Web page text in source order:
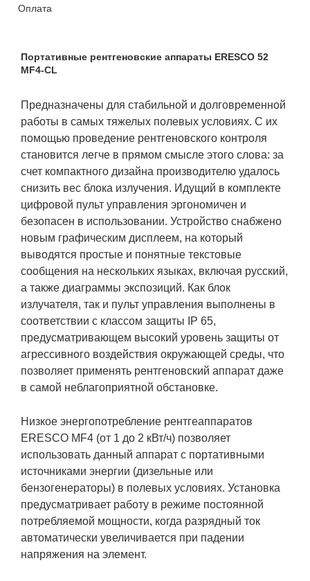
Оплата
Портативные рентгеновские аппараты ERESCO 52
MF4-CL
Предназначены для стабильной и долговременной
работы в самых тяжелых полевых условиях. С их
помощью проведение рентгеновского контроля
становится легче в прямом смысле этого слова: за
счет компактного дизайна производителю удалось
снизить вес блока излучения. Идущий в комплекте
цифровой пульт управления эргономичен и
безопасен в использовании. Устройство снабжено
новым графическим дисплеем, на который
выводятся простые и понятные текстовые
сообщения на нескольких языках, включая русский,
а также диаграммы экспозиций. Как блок
излучателя, так и пульт управления выполнены в
соответствии с классом защиты IP 65,
предусматривающем высокий уровень защиты от
агрессивного воздействия окружающей среды, что
позволяет применять рентгеновский аппарат даже
в самой неблагоприятной обстановке.
Низкое энергопотребление рентгеаппаратов
ERESCO MF4 (от 1 до 2 кВт/ч) позволяет
использовать данный аппарат с портативными
источниками энергии (дизельные или
бензогенераторы) в полевых условиях. Установка
предусматривает работу в режиме постоянной
потребляемой мощности, когда разрядный ток
автоматически увеличивается при падении
напряжения на элемент.